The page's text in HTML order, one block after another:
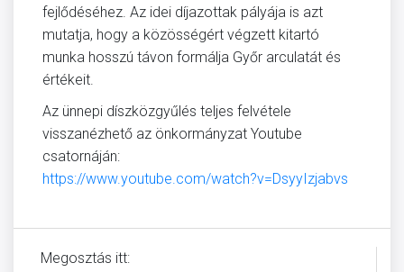
fejlődéséhez. Az idei díjazottak pályája is azt
mutatja, hogy a közösségért végzett kitartó
munka hosszú távon formálja Győr arculatát és
értékeit.
Az ünnepi díszközgyűlés teljes felvétele
visszanézhető az önkormányzat Youtube
csatornáján:
https://www.youtube.com/watch?v=DsyyIzjabvs
Megosztás itt: